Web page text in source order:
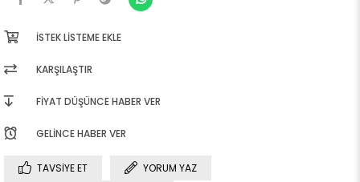
İSTEK LISTEME EKLE
KARŞILAŞTIR
FIYAT DÜŞÜNCE HABER VER
GELINCE HABER VER
TAVSIYE ET
YORUM YAZ